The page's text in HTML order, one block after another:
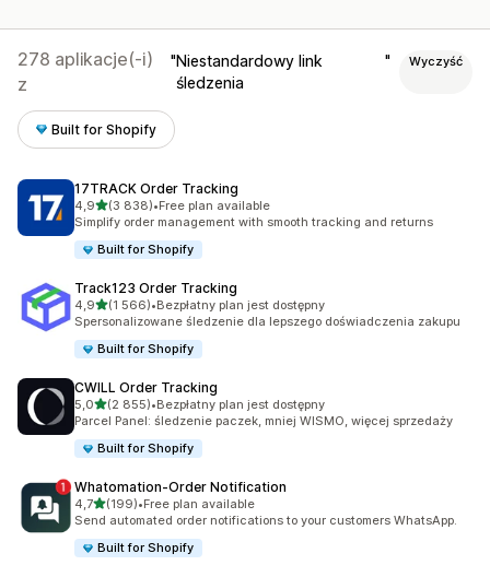
278 aplikacje(-i)
z
Niestandardowy link
śledzenia
Wyczyść
Built for Shopify
17TRACK Order Tracking
4,9na 5 gwiazdek
(3 838)
Łączna liczba recenzji: 3838
•Free plan available
Simplify order management with smooth tracking and returns
Built for Shopify
Track123 Order Tracking
4,9na 5 gwiazdek
(1 566)
Łączna liczba recenzji: 1566
•Bezpłatny plan jest dostępny
Spersonalizowane śledzenie dla lepszego doświadczenia zakupu
Built for Shopify
CWILL Order Tracking
5,0na 5 gwiazdek
(2 855)
Łączna liczba recenzji: 2855
•Bezpłatny plan jest dostępny
Parcel Panel: śledzenie paczek, mniej WISMO, więcej sprzedaży
Built for Shopify
Whatomation‑Order Notification
4,7na 5 gwiazdek
(199)
Łączna liczba recenzji: 199
•Free plan available
Send automated order notifications to your customers WhatsApp.
Built for Shopify